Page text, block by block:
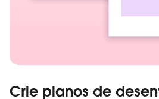
Crie planos de